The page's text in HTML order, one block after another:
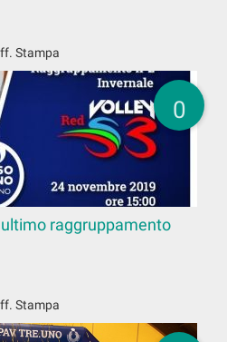
Stampa
0
raggruppamento
Stampa